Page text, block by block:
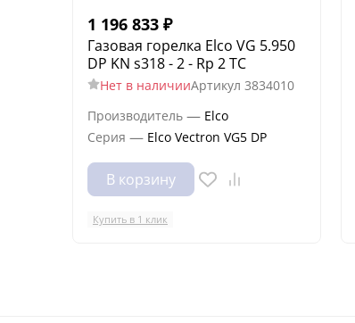
1 196 833 ₽
Газовая горелка Elco VG 5.950
DP KN s318 - 2 - Rp 2 TC
Нет в наличииАртикул 3834010
Производитель — Elco
Серия — Elco Vectron VG5 DP
В корзину
Купить в 1 клик